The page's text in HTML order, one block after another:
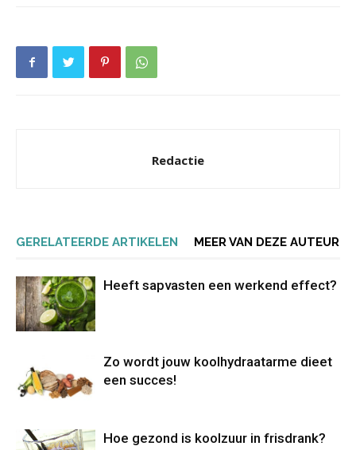
Redactie
GERELATEERDE ARTIKELEN MEER VAN DEZE AUTEUR
Heeft sapvasten een werkend effect?
Zo wordt jouw koolhydraatarme dieet
een succes!
Hoe gezond is koolzuur in frisdrank?